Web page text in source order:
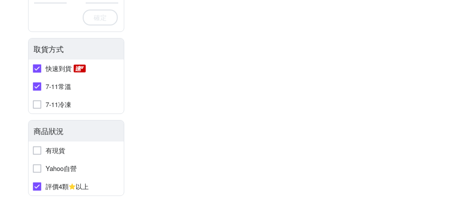
確定
取貨方式
快速到貨
7-11常溫
7-11冷凍
商品狀況
有現貨
Yahoo自營
評價4顆
以上